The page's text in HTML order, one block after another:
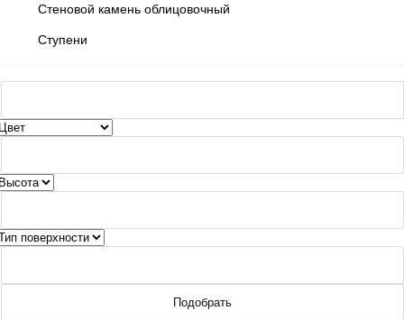
Стеновой камень облицовочный
Ступени
Подобрать